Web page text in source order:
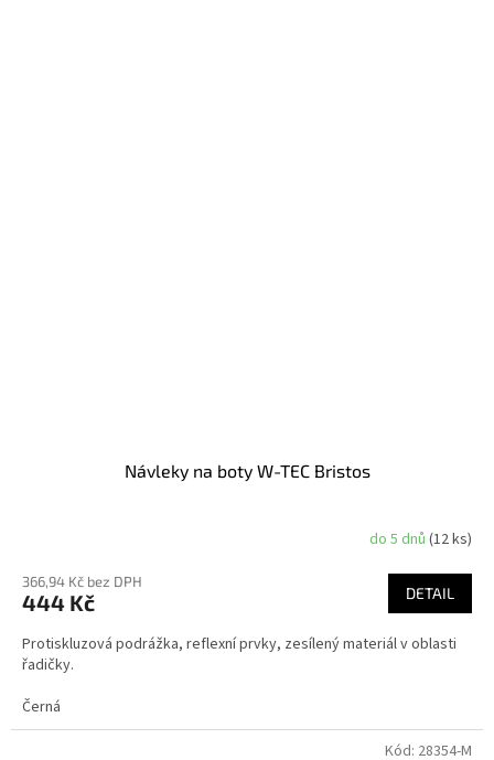
Návleky na boty W-TEC Bristos
do 5 dnů (12 ks)
366,94 Kč bez DPH
444 Kč DETAIL
Protiskluzová podrážka, reflexní prvky, zesílený materiál v oblasti
řadičky.
Černá
Kód: 28354-M